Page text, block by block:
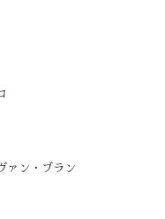
ァン・ブラン